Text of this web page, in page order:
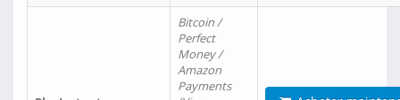
Bitcoin /
Perfect
Money /
Amazon
Payments